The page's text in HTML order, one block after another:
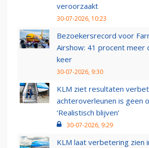
veroorzaakt
30-07-2026, 10:23
Bezoekersrecord voor
Airshow: 41 procent meer
keer
30-07-2026, 9:30
KLM ziet resultaten
achteroverleunen is geen
‘Realistisch blijven’
30-07-2026, 9:29
KLM laat verbetering zien